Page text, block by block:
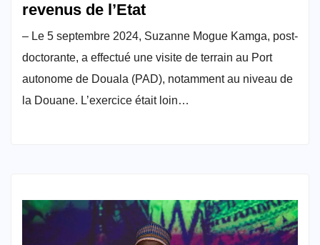
revenus de l’Etat
– Le 5 septembre 2024, Suzanne Mogue Kamga, post-
doctorante, a effectué une visite de terrain au Port
autonome de Douala (PAD), notamment au niveau de
la Douane. L’exercice était loin…